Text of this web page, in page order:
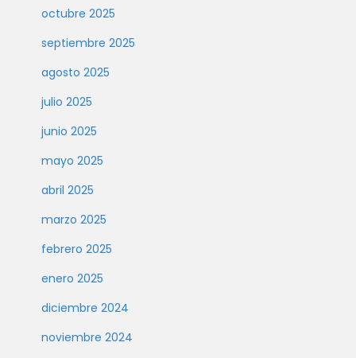
octubre 2025
septiembre 2025
agosto 2025
julio 2025
junio 2025
mayo 2025
abril 2025
marzo 2025
febrero 2025
enero 2025
diciembre 2024
noviembre 2024